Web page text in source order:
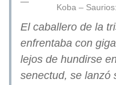
Koba –
El caballero de la
enfrentaba con
lejos de hundirse
senectud, se lanzó